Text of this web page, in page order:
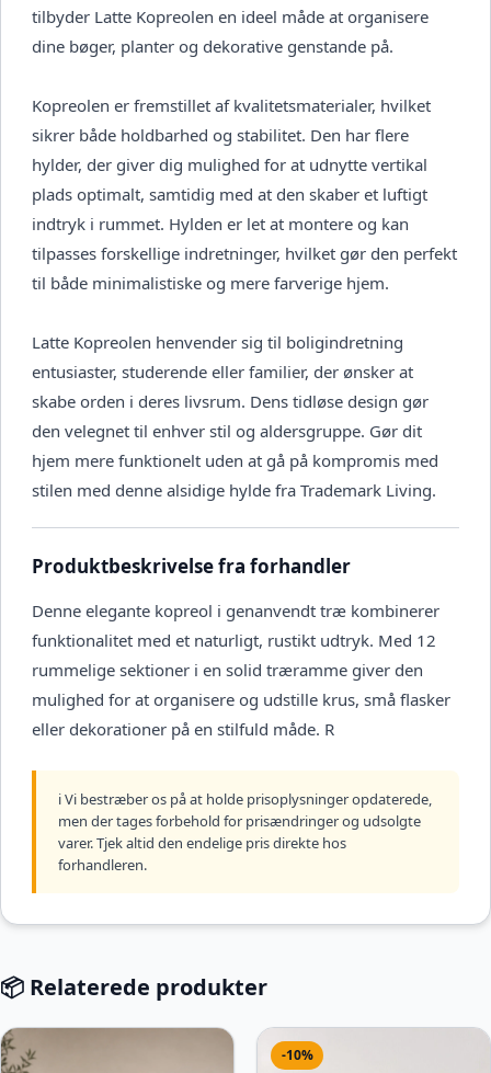
tilbyder Latte Kopreolen en ideel måde at organisere
dine bøger, planter og dekorative genstande på.
Kopreolen er fremstillet af kvalitetsmaterialer, hvilket
sikrer både holdbarhed og stabilitet. Den har flere
hylder, der giver dig mulighed for at udnytte vertikal
plads optimalt, samtidig med at den skaber et luftigt
indtryk i rummet. Hylden er let at montere og kan
tilpasses forskellige indretninger, hvilket gør den perfekt
til både minimalistiske og mere farverige hjem.
Latte Kopreolen henvender sig til boligindretning
entusiaster, studerende eller familier, der ønsker at
skabe orden i deres livsrum. Dens tidløse design gør
den velegnet til enhver stil og aldersgruppe. Gør dit
hjem mere funktionelt uden at gå på kompromis med
stilen med denne alsidige hylde fra Trademark Living.
Produktbeskrivelse fra forhandler
Denne elegante kopreol i genanvendt træ kombinerer
funktionalitet med et naturligt, rustikt udtryk. Med 12
rummelige sektioner i en solid træramme giver den
mulighed for at organisere og udstille krus, små flasker
eller dekorationer på en stilfuld måde. R
ℹ️ Vi bestræber os på at holde prisoplysninger opdaterede,
men der tages forbehold for prisændringer og udsolgte
varer. Tjek altid den endelige pris direkte hos
forhandleren.
📦 Relaterede produkter
-10%